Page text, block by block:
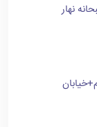
نهار
حرم+خیابان